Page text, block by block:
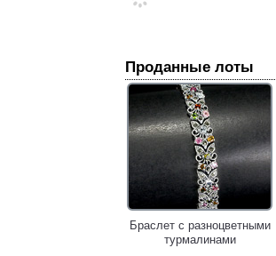
Проданные лоты
Браслет с разноцветными
турмалинами